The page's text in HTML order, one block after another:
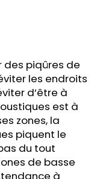
des piqûres de
les endroits
d’être à
est à
zones, la
piquent le
du tout
de basse
à